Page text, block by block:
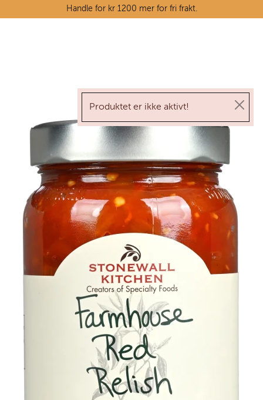
Skip to main contentHandle for kr 1200 mer for fri frakt.
Produktet er ikke aktivt!
Grøntavdelingen
Oppskrifter
Kunnskapshjørnet